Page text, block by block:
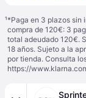
¹*Paga en 3 plazos sin
compra de 120€: 3
total adeudado 120€.
18 años. Sujeto a la
por tienda. Consulta
https://